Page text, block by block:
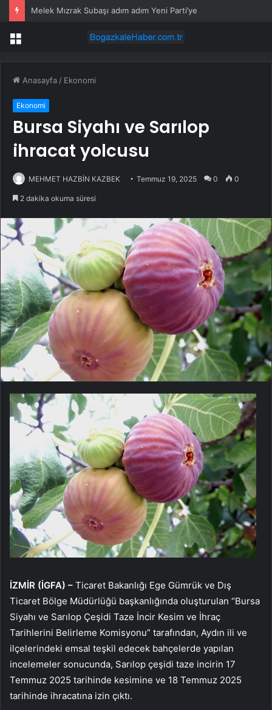
Melek Mızrak Subaşı adım adım Yeni Parti’ye
Menü
Anasayfa / Ekonomi
Ekonomi
Bursa Siyahı ve Sarılop
ihracat yolcusu
MEHMET HAZBİN KAZBEK Temmuz 19, 2025 0 0
2 dakika okuma süresi
İZMİR (İGFA) – Ticaret Bakanlığı Ege Gümrük ve Dış
Ticaret Bölge Müdürlüğü başkanlığında oluşturulan “Bursa
Siyahı ve Sarılop Çeşidi Taze İncir Kesim ve İhraç
Tarihlerini Belirleme Komisyonu” tarafından, Aydın ili ve
ilçelerindeki emsal teşkil edecek bahçelerde yapılan
incelemeler sonucunda, Sarılop çeşidi taze incirin 17
Temmuz 2025 tarihinde kesimine ve 18 Temmuz 2025
tarihinde ihracatına izin çıktı.